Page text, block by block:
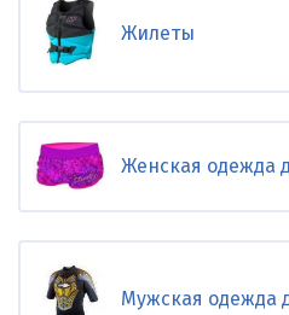
Жилеты
Женская одежда
Мужская одежда